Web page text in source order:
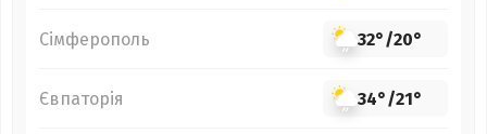
Сімферополь 32°/20°
Євпаторія 34°/21°